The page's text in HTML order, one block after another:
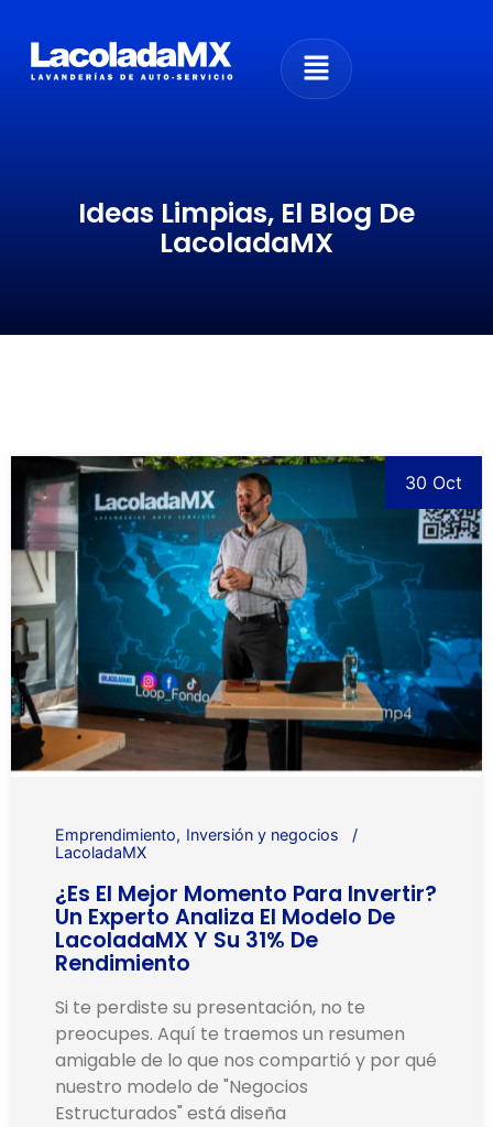
Ideas Limpias, El Blog De
LacoladaMX
30 Oct
Emprendimiento
Inversión y negocios
LacoladaMX
¿Es El Mejor Momento Para Invertir?
Un Experto Analiza El Modelo De
LacoladaMX Y Su 31% De
Rendimiento
Si te perdiste su presentación, no te
preocupes. Aquí te traemos un resumen
amigable de lo que nos compartió y por qué
nuestro modelo de "Negocios
Estructurados" está diseña